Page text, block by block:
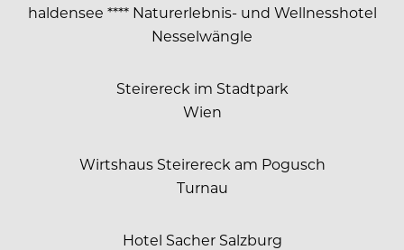
haldensee **** Naturerlebnis- und Wellnesshotel
Nesselwängle
Steirereck im Stadtpark
Wien
Wirtshaus Steirereck am Pogusch
Turnau
Hotel Sacher Salzburg